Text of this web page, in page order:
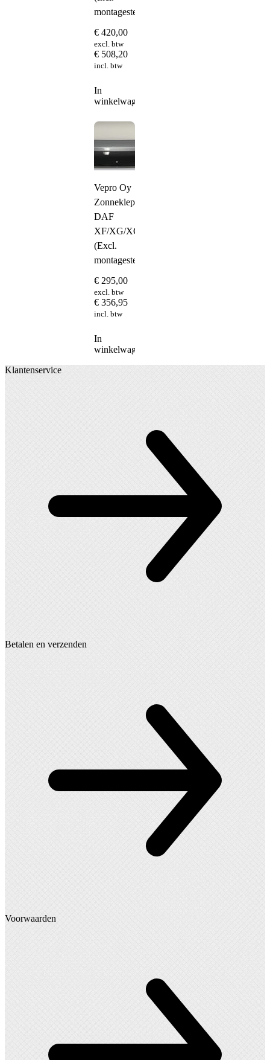
montagesteunen)
€ 420,00
excl. btw
€ 508,20
incl. btw
In
winkelwagen
Vepro Oy
Zonneklep
DAF
XF/XG/XG+
(Excl.
montagesteunen)
€ 295,00
excl. btw
€ 356,95
incl. btw
In
winkelwagen
Klantenservice
Betalen en verzenden
Voorwaarden